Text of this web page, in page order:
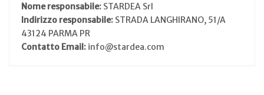
Nome responsabile: STARDEA Srl
Indirizzo responsabile: STRADA LANGHIRANO, 51/A
43124 PARMA PR
Contatto Email: info@stardea.com